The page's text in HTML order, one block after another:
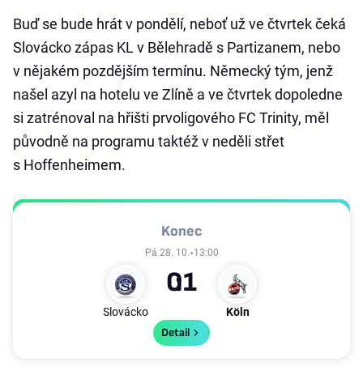
Buď se bude hrát v pondělí, neboť už ve čtvrtek čeká
Slovácko zápas KL v Bělehradě s Partizanem, nebo
v nějakém pozdějším termínu. Německý tým, jenž
našel azyl na hotelu ve Zlíně a ve čtvrtek dopoledne
si zatrénoval na hřišti prvoligového FC Trinity, měl
původně na programu taktéž v neděli střet
s Hoffenheimem.
Konec
Pá 28. 10. 13:00
Slovácko
0
Köln
1
Detail